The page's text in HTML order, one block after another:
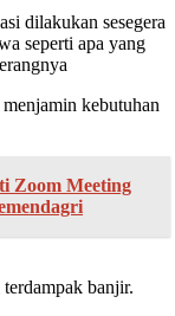
dilakukan sesegera
seperti apa yang
kebutuhan
Zoom Meeting
banjir.